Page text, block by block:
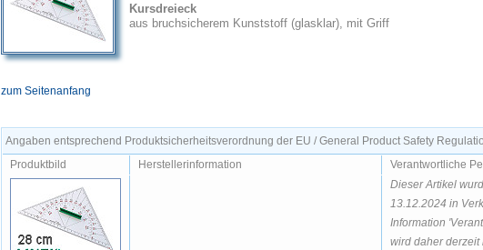
Kursdreieck
aus bruchsicherem Kunststoff (glasklar), mit Griff
zum Seitenanfang
Angaben entsprechend Produktsicherheitsverordnung der EU / General Product Safety
Produktbild
Herstellerinformation Verantwortliche
Dieser Artikel
13.12.2024 in
Information
wird daher derzeit